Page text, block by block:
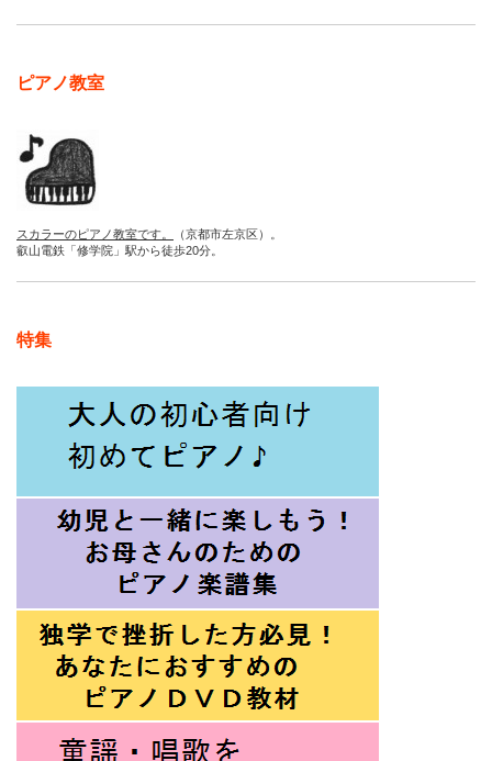
ピアノ教室
スカラーのピアノ教室です。
（京都市左京区）。
叡山電鉄「修学院」駅から徒歩20分。
特集